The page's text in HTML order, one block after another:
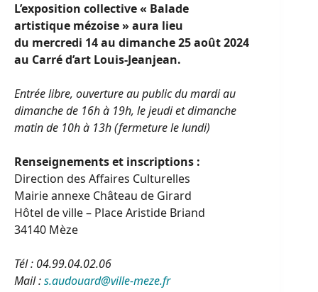
L’exposition collective « Balade
artistique mézoise » aura lieu
du mercredi 14 au dimanche 25 août 2024
au Carré d’art Louis-Jeanjean.
Entrée libre, ouverture au public du mardi au
dimanche de 16h à 19h, le jeudi et dimanche
matin de 10h à 13h (fermeture le lundi)
Renseignements et inscriptions :
Direction des Affaires Culturelles
Mairie annexe Château de Girard
Hôtel de ville – Place Aristide Briand
34140 Mèze
Tél : 04.99.04.02.06
Mail :s.audouard@ville-meze.fr